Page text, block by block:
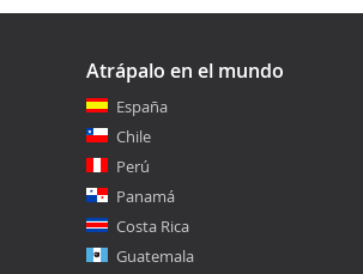
Atrápalo en el mundo
España
Chile
Perú
Panamá
Costa Rica
Guatemala